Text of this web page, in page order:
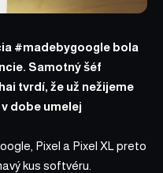
#madebygoogle bola
Samotný šéf
tvrdí, že už nežijeme
dobe umelej
Pixel a Pixel XL preto
kus softvéru.